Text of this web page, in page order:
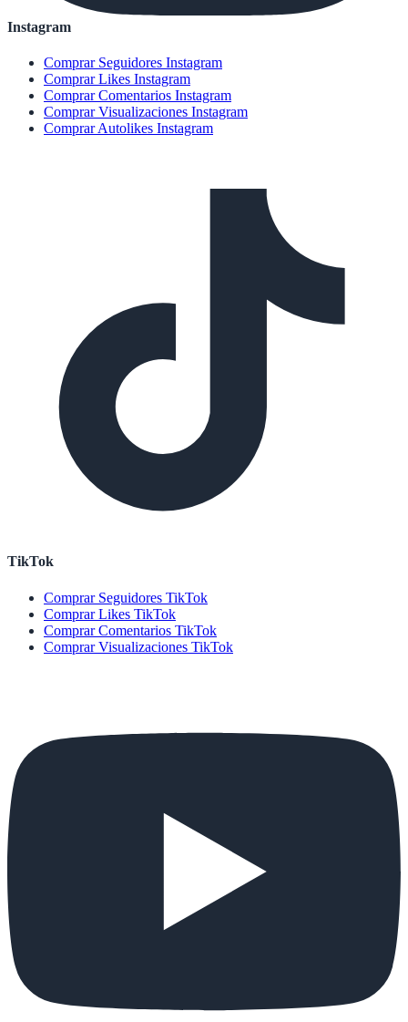
Instagram
Comprar Seguidores Instagram
Comprar Likes Instagram
Comprar Comentarios Instagram
Comprar Visualizaciones Instagram
Comprar Autolikes Instagram
TikTok
Comprar Seguidores TikTok
Comprar Likes TikTok
Comprar Comentarios TikTok
Comprar Visualizaciones TikTok